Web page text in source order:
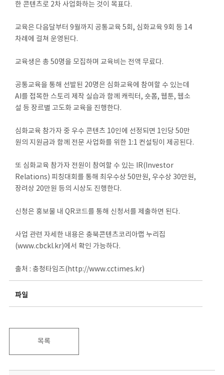
한 콘텐츠로 2차 사업화하는 것이 목표다.
교육은 다음달부터 9월까지 공통교육 5회, 심화교육 9회 등 14
차례에 걸쳐 운영된다.
교육생은 총 50명을 모집하며 교육비는 전액 무료다.
공통교육을 통해 선발된 20명은 심화교육에 참여할 수 있는데
AI를 접목한 스토리 제작 실습과 함께 캐릭터, 숏폼, 웹툰, 웹소
설 등 장르별 고도화 교육을 진행한다.
심화교육 참가자 중 우수 콘텐츠 10인에 선정되면 1인당 50만
원의 지원금과 함께 전문 사업화를 위한 1:1 컨설팅이 제공된다.
또 심화교육 참가자 전원이 참여할 수 있는 IR(Investor
Relations) 피칭대회를 통해 최우수상 50만원, 우수상 30만원,
장려상 20만원 등의 시상도 진행한다.
신청은 홍보물 내 QR코드를 통해 신청서를 제출하면 된다.
사업 관련 자세한 내용은 충북콘텐츠코리아랩 누리집
(www.cbckl.kr)에서 확인 가능하다.
출처 : 충청타임즈(http://www.cctimes.kr)
파일
목록